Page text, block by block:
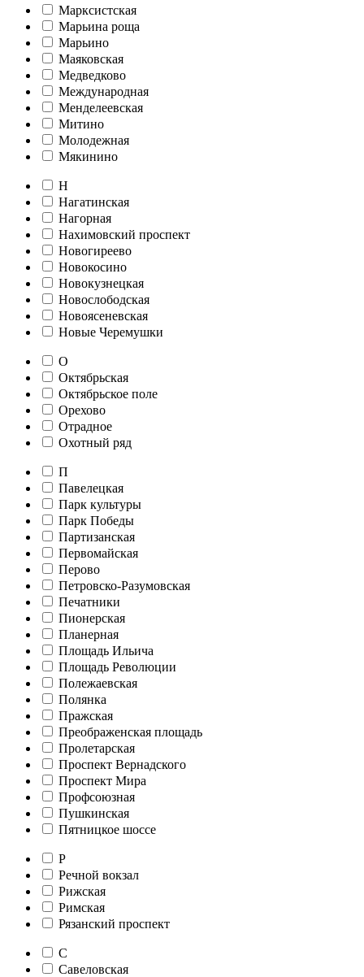
Марксистская
Марьина роща
Марьино
Маяковская
Медведково
Международная
Менделеевская
Митино
Молодежная
Мякинино
Н
Нагатинская
Нагорная
Нахимовский проспект
Новогиреево
Новокосино
Новокузнецкая
Новослободская
Новоясеневская
Новые Черемушки
О
Октябрьская
Октябрьское поле
Орехово
Отрадное
Охотный ряд
П
Павелецкая
Парк культуры
Парк Победы
Партизанская
Первомайская
Перово
Петровско-Разумовская
Печатники
Пионерская
Планерная
Площадь Ильича
Площадь Революции
Полежаевская
Полянка
Пражская
Преображенская площадь
Пролетарская
Проспект Вернадского
Проспект Мира
Профсоюзная
Пушкинская
Пятницкое шоссе
Р
Речной вокзал
Рижская
Римская
Рязанский проспект
С
Савеловская